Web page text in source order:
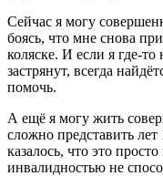
Сейчас я могу
боясь, что мне снова
коляске. И если я где-
застрянут, всегда
помочь.
А ещё я могу жить
сложно представить
казалось, что это
инвалидностью не